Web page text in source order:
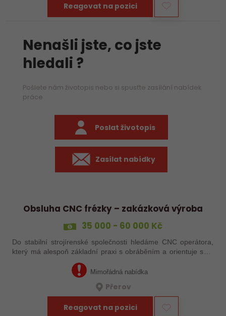
Reagovat na pozici
Nenašli jste, co jste
hledali ?
Pošlete nám životopis nebo si spusťte zasílání nabídek
práce
Poslat životopis
Zasílat nabídky
Obsluha CNC frézky – zakázková výroba
35 000 - 60 000 Kč
Do stabilní strojírenské společnosti hledáme CNC operátora,
který má alespoň základní praxi s obráběním a orientuje se v
technické dokumentaci. Nemusíte mít za sebou roky
zkušeností – důležité je, že…Mimořádná nabídka
Přerov
Reagovat na pozici